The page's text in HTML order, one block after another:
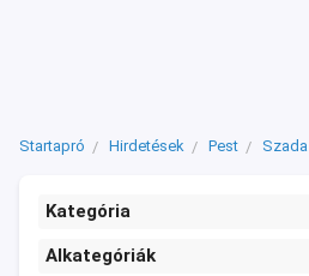
Startapró Hirdetések Pest Szada
Kategória
Alkategóriák